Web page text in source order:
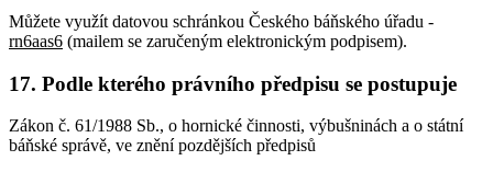
Můžete využít datovou schránkou Českého báňského úřadu -
rn6aas6 (mailem se zaručeným elektronickým podpisem).
17. Podle kterého právního předpisu se postupuje
Zákon č. 61/1988 Sb., o hornické činnosti, výbušninách a o státní
báňské správě, ve znění pozdějších předpisů